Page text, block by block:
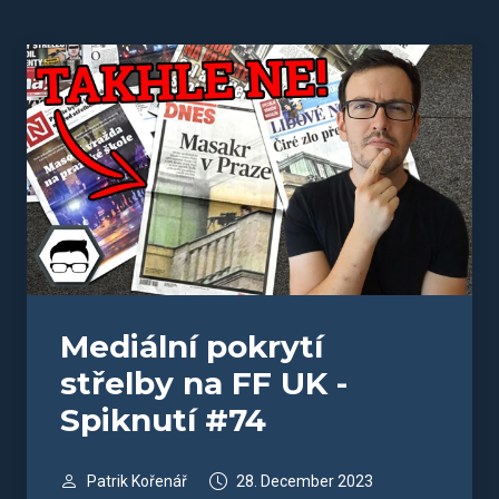
Mediální pokrytí
střelby na FF UK -
Spiknutí #74
Patrik Kořenář 28. December 2023